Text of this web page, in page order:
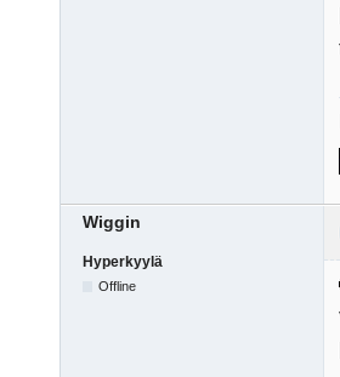
Wiggin
Hyperkyylä
Offline